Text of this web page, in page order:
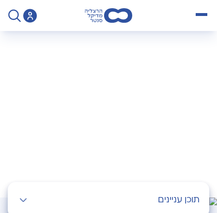
תוכן עניינים